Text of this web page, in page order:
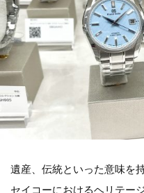
遺産、伝統といった意味を
セイコーにおけるヘリテー